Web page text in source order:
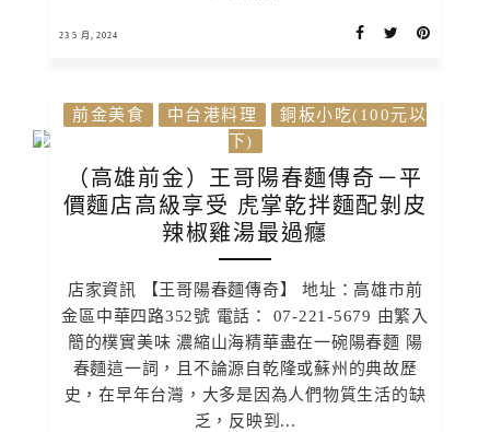
23 5 月, 2024
前金美食 中台港料理
銅板小吃(100元以
下)
（高雄前金）王哥陽春麵傳奇－平
價麵店高級享受 虎掌乾拌麵配剝皮
辣椒雞湯最過癮
店家資訊 【王哥陽春麵傳奇】 地址：高雄市前
金區中華四路352號 電話： 07-221-5679 由繁入
簡的樸實美味 濃縮山海精華盡在一碗陽春麵 陽
春麵這一詞，且不論源自乾隆或蘇州的典故歷
史，在早年台灣，大多是因為人們物質生活的缺
乏，反映到...